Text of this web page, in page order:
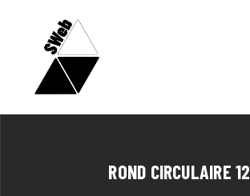
ROND CIRCULAIRE 12